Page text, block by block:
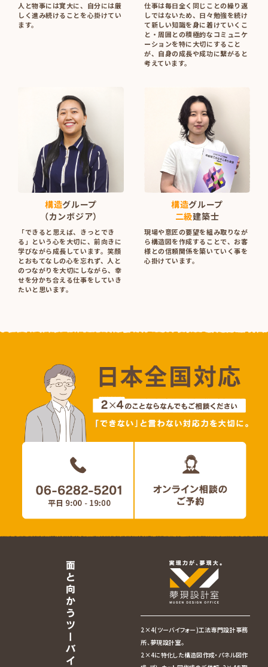
人と物事には寛大に、自分には厳
しく進み続けることを心掛けてい
ます。
仕事は毎日全く同じことの繰り返
しではないため、日々勉強を続け
て新しい知識を身に着けていくこ
と・周囲との積極的なコミュニケ
ーションを特に大切にすること
が、自身の成長や成功に繋がると
考えています。
構造グループ
（カンボジア）
「できると思えば、きっとでき
る」という心を大切に、前向きに
学びながら成長しています。笑顔
とおもてなしの心を忘れず、人と
のつながりを大切にしながら、幸
せを分かち合える仕事をしていき
たいと思います。
構造グループ
二級建築士
現場や意匠の要望を組み取りなが
ら構造図を作成することで、お客
様との信頼関係を築いていく事を
心掛けています。
2×4(ツーバイフォー)工法専門設計事務
所、夢現設計室。
2×4に特化した構造図作成・パネル図作